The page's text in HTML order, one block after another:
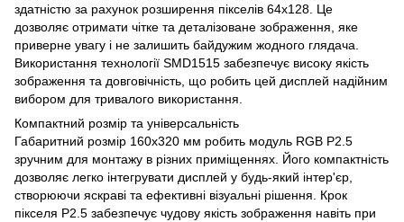
здатністю за рахунок розширення пікселів 64х128. Це
дозволяє отримати чітке та деталізоване зображення, яке
приверне увагу і не залишить байдужим жодного глядача.
Використання технології SMD1515 забезпечує високу якість
зображення та довговічність, що робить цей дисплей надійним
вибором для тривалого використання.
Компактний розмір та універсальність
Габаритний розмір 160х320 мм робить модуль RGB P2.5
зручним для монтажу в різних приміщеннях. Його компактність
дозволяє легко інтегрувати дисплей у будь-який інтер'єр,
створюючи яскраві та ефективні візуальні рішення. Крок
пікселя P2.5 забезпечує чудову якість зображення навіть при